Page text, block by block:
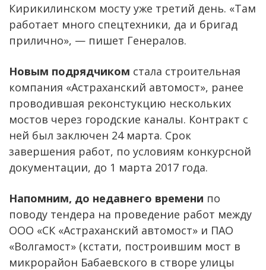
Кирикилинском мосту уже третий день. «Там
работает много спецтехники, да и бригад
прилично», — пишет Генералов.
Новым подрядчиком стала строительная
компания «Астраханский автомост», ранее
проводившая реконстукцию нескольких
мостов через городские каналы. Контракт с
ней был заключен 24 марта. Срок
завершения работ, по условиям конкурсной
документации, до 1 марта 2017 года.
Напомним, до недавнего времени по
поводу тендера на проведение работ между
ООО «СК «Астраханский автомост» и ПАО
«Волгамост» (кстати, построившим мост в
микрорайон Бабаевского в створе улицы